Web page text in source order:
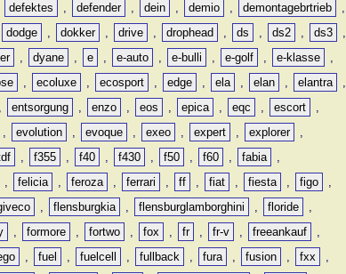
defektes , defender , dein , demio , demontagebrtrieb
,
dodge , dokker , drive , drophead , ds , ds2 , ds3
,
, dyane , e , e-auto , e-bulli , e-golf , e-klasse
,
, ecoluxe , ecosport , edge , ela , elan , elantra
,
, entsorgung , enzo , eos , epica , eqc , escort
,
, evolution , evoque , exeo , expert , explorer
,
, f355 , f40 , f430 , f50 , f60 , fabia
,
, felicia , feroza , ferrari , ff , fiat , fiesta , figo
,
, flensburgkia , flensburglamborghini , floride
,
, formore , fortwo , fox , fr , fr-v , freeankauf
,
, fuel , fuelcell , fullback , fura , fusion , fxx
,